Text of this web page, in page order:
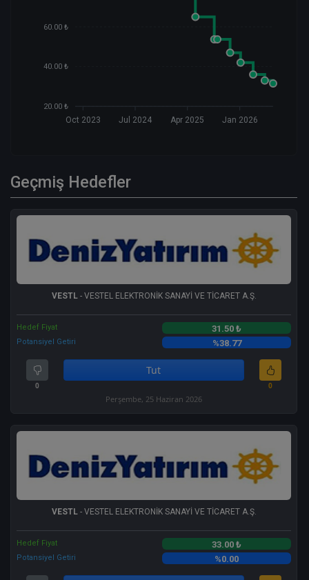
60.00 ₺
40.00 ₺
20.00 ₺
Oct 2023 Jul 2024 Apr 2025 Jan 2026
Geçmiş Hedefler
VESTL- VESTEL ELEKTRONİK SANAYİ VE TİCARET A.Ş.
Hedef Fiyat 31.50 ₺
Potansiyel Getiri %38.77
0
Tut
0
Perşembe, 25 Haziran 2026
VESTL- VESTEL ELEKTRONİK SANAYİ VE TİCARET A.Ş.
Hedef Fiyat 33.00 ₺
Potansiyel Getiri %0.00